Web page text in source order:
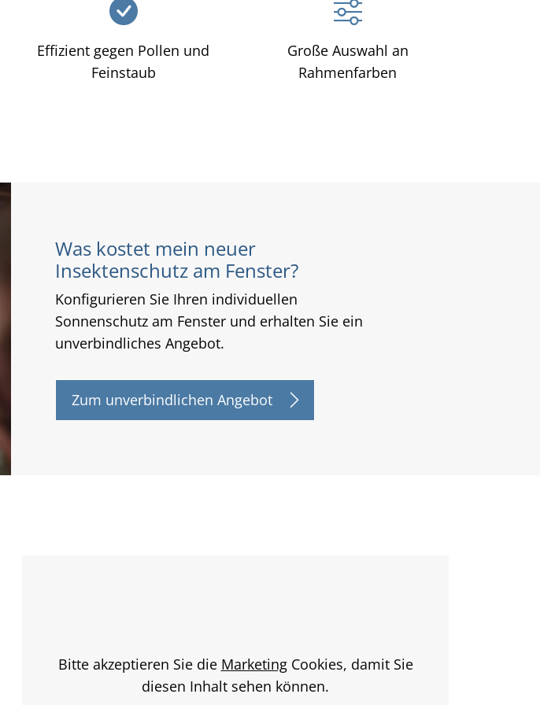
Effizient gegen Pollen und
Feinstaub
Große Auswahl an
Rahmenfarben
Was kostet mein neuer
Insektenschutz am Fenster?
Konfigurieren Sie Ihren individuellen
Sonnenschutz am Fenster und erhalten Sie ein
unverbindliches Angebot.
Zum unverbindlichen Angebot
Bitte akzeptieren Sie die MarketingCookies, damit Sie
diesen Inhalt sehen können.